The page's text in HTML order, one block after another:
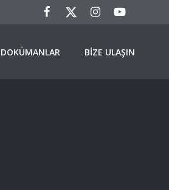
DOKÜMANLAR BIZE ULAŞIN